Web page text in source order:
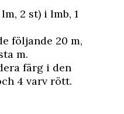
2 st) i lmb, 1
följande 20 m,
m.
färg i den
4 varv rött.